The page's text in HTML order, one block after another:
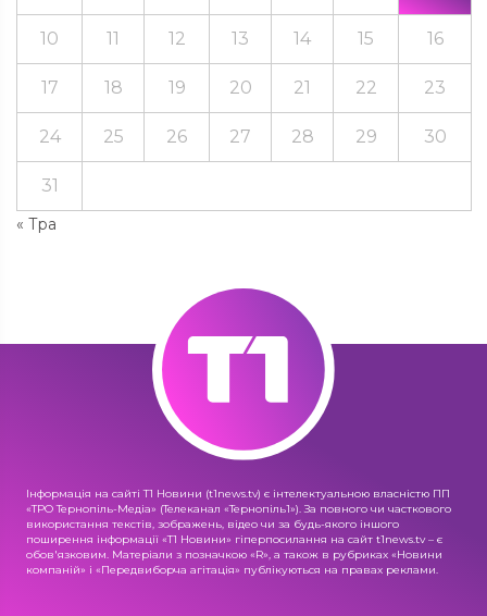
« Тра
10 11 12 13 14 15 16
17 18 19 20 21 22 23
24 25 26 27 28 29 30
31
Інформація на сайті Т1 Новини (t1news.tv) є інтелектуальною власністю ПП
«ТРО Тернопіль-Медіа» (Телеканал «Тернопіль1»). За повного чи часткового
використання текстів, зображень, відео чи за будь-якого іншого
поширення інформації «Т1 Новини» гіперпосилання на сайт t1news.tv – є
обов'язковим. Матеріали з позначкою «R», а також в рубриках «Новини
компаній» і «Передвиборча агітація» публікуються на правах реклами.